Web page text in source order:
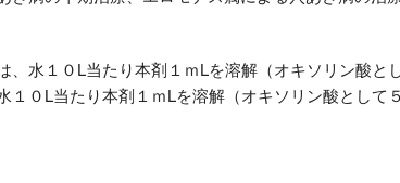
、水１０L当たり本剤１ｍLを溶解（オキソリン酸と
１０L当たり本剤１ｍLを溶解（オキソリン酸として